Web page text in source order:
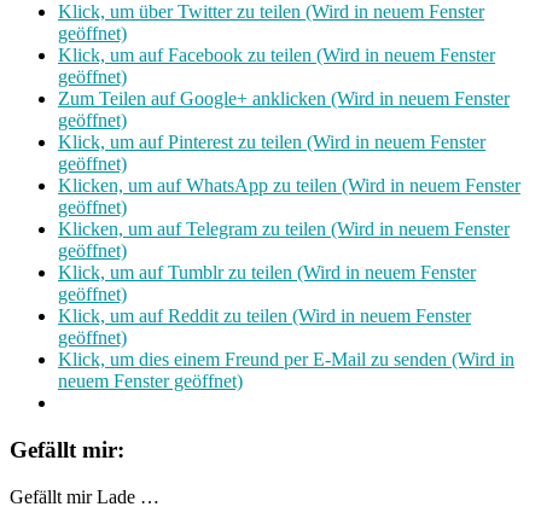
Klick, um über Twitter zu teilen (Wird in neuem Fenster
geöffnet)
Klick, um auf Facebook zu teilen (Wird in neuem Fenster
geöffnet)
Zum Teilen auf Google+ anklicken (Wird in neuem Fenster
geöffnet)
Klick, um auf Pinterest zu teilen (Wird in neuem Fenster
geöffnet)
Klicken, um auf WhatsApp zu teilen (Wird in neuem Fenster
geöffnet)
Klicken, um auf Telegram zu teilen (Wird in neuem Fenster
geöffnet)
Klick, um auf Tumblr zu teilen (Wird in neuem Fenster
geöffnet)
Klick, um auf Reddit zu teilen (Wird in neuem Fenster
geöffnet)
Klick, um dies einem Freund per E-Mail zu senden (Wird in
neuem Fenster geöffnet)
Gefällt mir:
Gefällt mir Lade …